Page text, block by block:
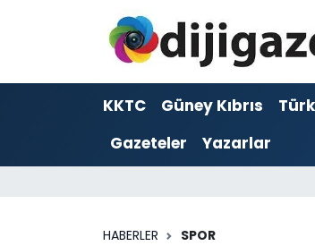
KKTC Güney Kıbrıs
Gazeteler
Yazarlar
HABERLER SPOR
ADVERTORIAL
Dijigazete
Hava Durumu
Trafik Durumu